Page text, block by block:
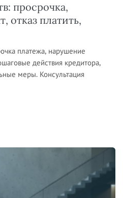
просрочка,
отказ платить,
платежа, нарушение
действия кредитора,
меры. Консультация